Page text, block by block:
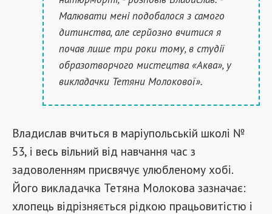
Малювати мені подобалося з самого
дитинства, але серйозно вчитися я
почав лише три роки тому, в студії
образотворчого мистецтва «Аква», у
викладачки Тетяни Молокової».
Владислав вчиться в маріупольській школі №
53, і весь вільний від навчання час з
задоволенням присвячує улюбленому хобі.
Його викладачка Тетяна Молокова зазначає:
хлопець відрізняється рідкою працьовитістю і